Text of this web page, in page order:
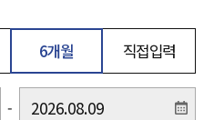
6개월 직접입력
-